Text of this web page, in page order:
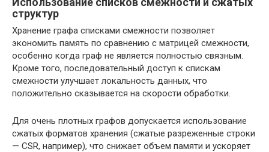
структур
Хранение графа списками смежности позволяет
экономить память по сравнению с матрицей смежности,
особенно когда граф не является полностью связным.
Кроме того, последовательный доступ к спискам
смежности улучшает локальность данных, что
положительно сказывается на скорости обработки.
Для очень плотных графов допускается использование
сжатых форматов хранения (сжатые разреженные строки
— CSR, например), что снижает объем памяти и ускоряет